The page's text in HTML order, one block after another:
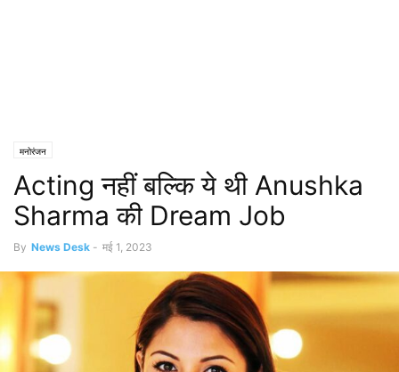
मनोरंजन
Acting नहीं बल्कि ये थी Anushka
Sharma की Dream Job
By News Desk - मई 1, 2023